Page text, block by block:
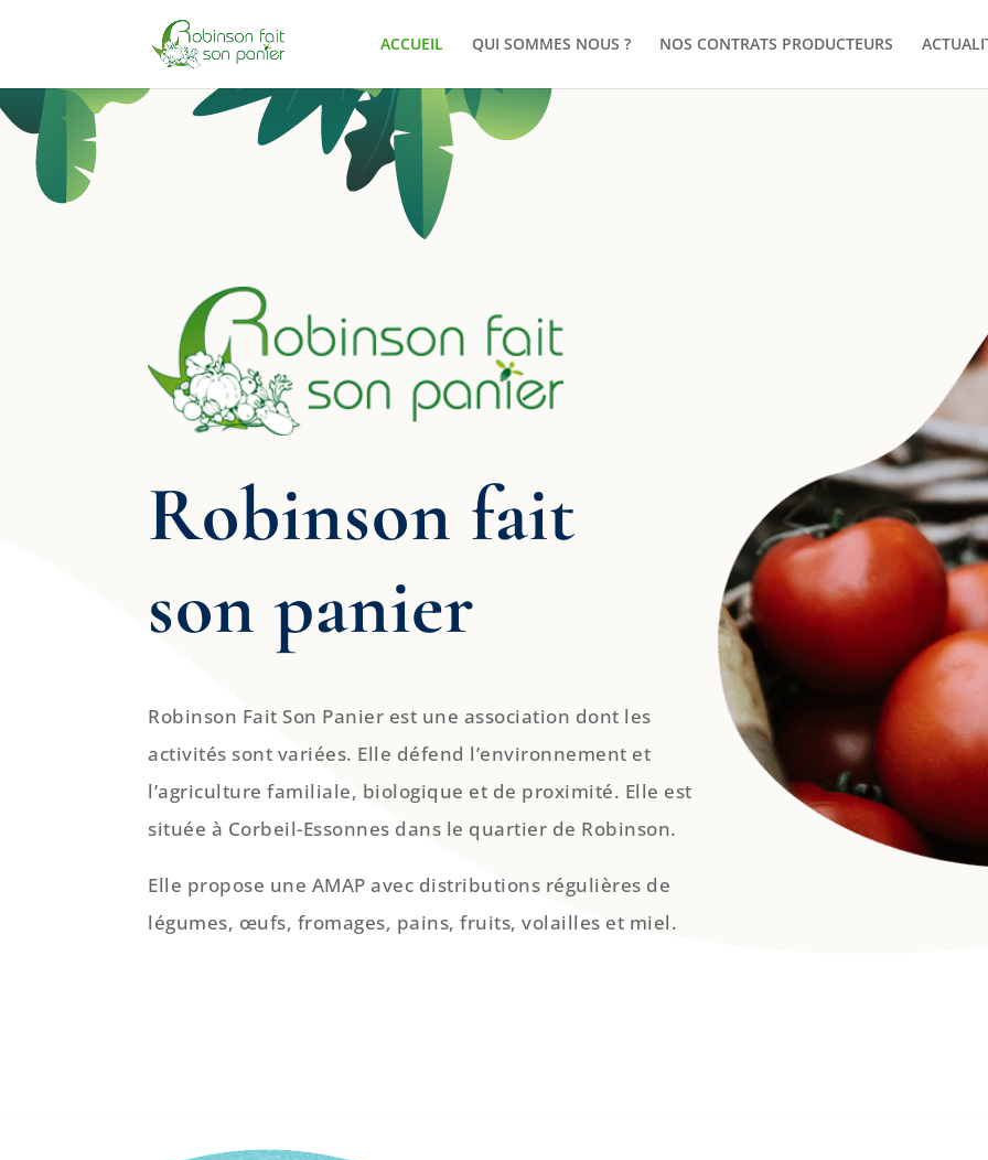
ACCUEIL QUI SOMMES NOUS ? NOS CONTRATS PRODUCTEURS
Robinson fait
son panier
Robinson Fait Son Panier est une association dont les
activités sont variées. Elle défend l’environnement et
l’agriculture familiale, biologique et de proximité. Elle est
située à Corbeil-Essonnes dans le quartier de Robinson.
Elle propose une AMAP avec distributions régulières de
légumes, œufs, fromages, pains, fruits, volailles et miel.